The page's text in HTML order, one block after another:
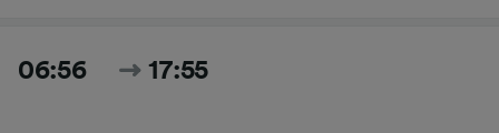
06:56 17:55